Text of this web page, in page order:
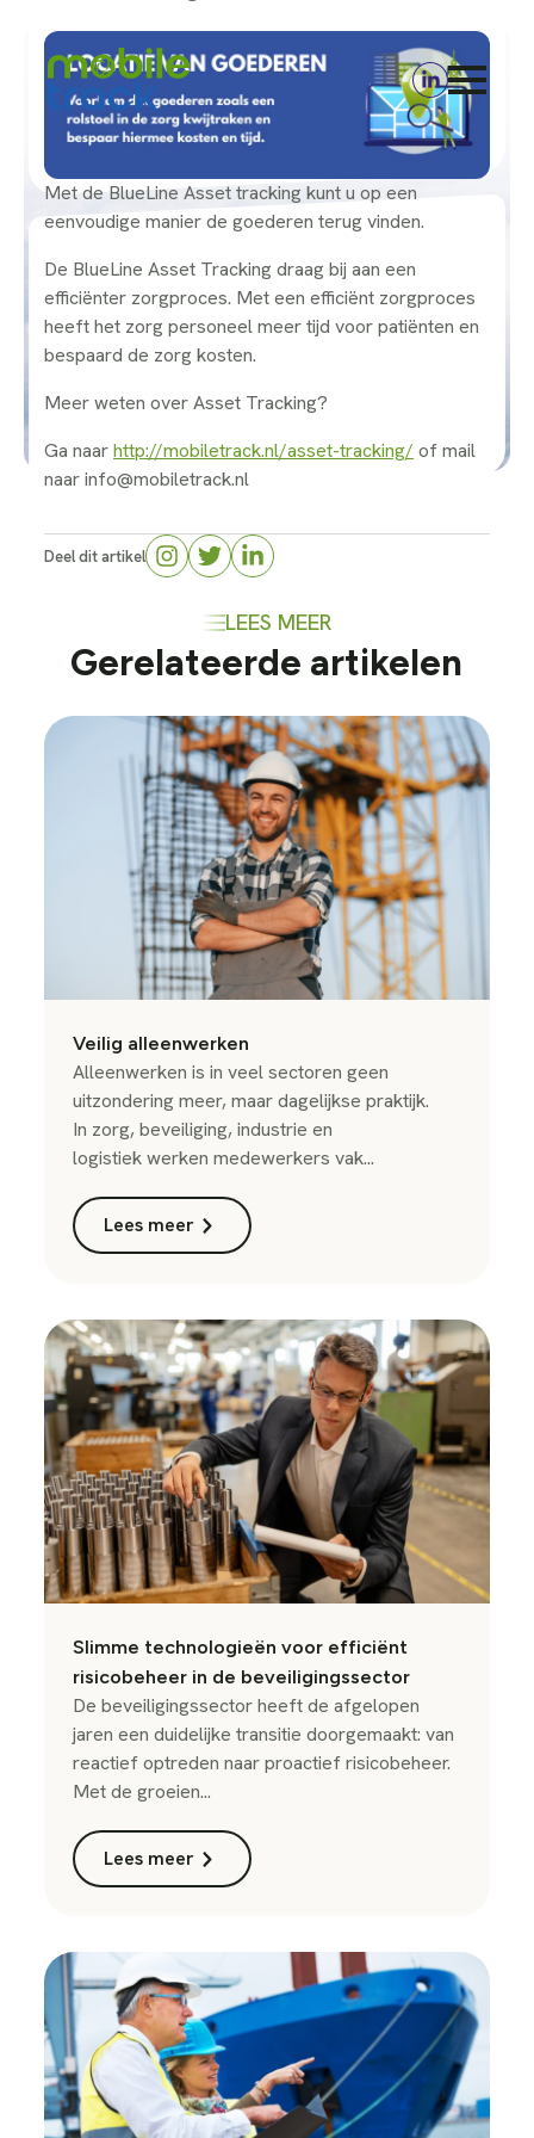
Met de BlueLine Asset tracking kunt u op een
eenvoudige manier de goederen terug vinden.
De BlueLine Asset Tracking draag bij aan een
efficiënter zorgproces. Met een efficiënt zorgproces
heeft het zorg personeel meer tijd voor patiënten en
bespaard de zorg kosten.
Meer weten over Asset Tracking?
Ga naarhttp://mobiletrack.nl/asset-tracking/ of mail
naar info@mobiletrack.nl
Deel dit artikel
LEES MEER
Gerelateerde artikelen
Veilig alleenwerken
Alleenwerken is in veel sectoren geen
uitzondering meer, maar dagelijkse praktijk.
In zorg, beveiliging, industrie en
logistiek werken medewerkers vak...
Lees meer
Slimme technologieën voor efficiënt
risicobeheer in de beveiligingssector
De beveiligingssector heeft de afgelopen
jaren een duidelijke transitie doorgemaakt: van
reactief optreden naar proactief risicobeheer.
Met de groeien...
Lees meer